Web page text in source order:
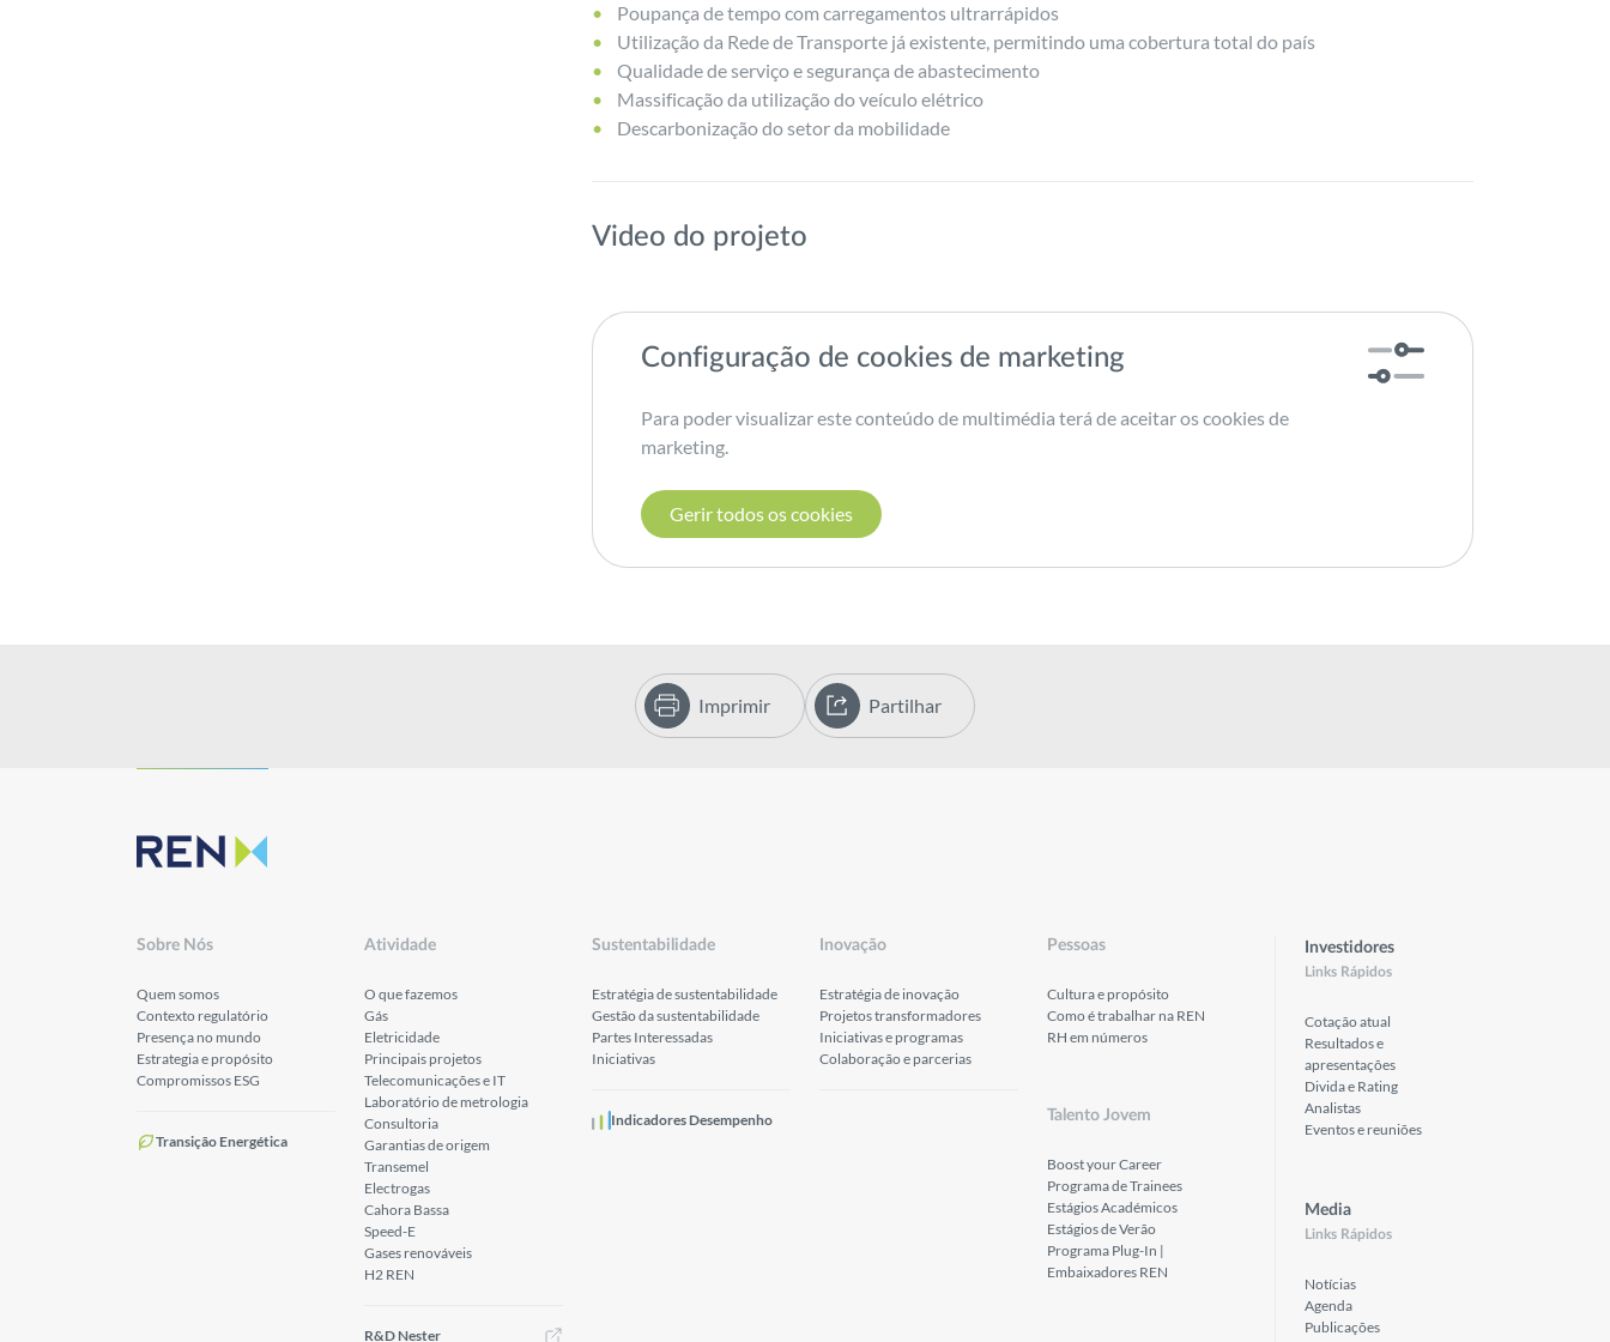
Poupança de tempo com carregamentos ultrarrápidos
Utilização da Rede de Transporte já existente, permitindo uma cobertura total do país
Qualidade de serviço e segurança de abastecimento
Massificação da utilização do veículo elétrico
Descarbonização do setor da mobilidade
Video do projeto
Configuração de cookies de marketing
Para poder visualizar este conteúdo de multimédia terá de aceitar os cookies de
marketing.
Gerir todos os cookies
Imprimir Partilhar
Sobre Nós
Quem somos
Contexto regulatório
Presença no mundo
Estrategia e propósito
Compromissos ESG
Transição Energética
Atividade
O que fazemos
Gás
Eletricidade
Principais projetos
Telecomunicações e IT
Laboratório de metrologia
Consultoria
Garantias de origem
Transemel
Electrogas
Cahora Bassa
Speed-E
Gases renováveis
H2 REN
R&D Nester
Sustentabilidade
Estratégia de sustentabilidade
Gestão da sustentabilidade
Partes Interessadas
Iniciativas
Indicadores Desempenho
Inovação
Estratégia de inovação
Projetos transformadores
Iniciativas e programas
Colaboração e parcerias
Pessoas
Cultura e propósito
Como é trabalhar na REN
RH em números
Talento Jovem
Boost your Career
Programa de Trainees
Estágios Académicos
Estágios de Verão
Programa Plug-In |
Embaixadores REN
Investidores
Links Rápidos
Cotação atual
Resultados e
apresentações
Divida e Rating
Analistas
Eventos e reuniões
Media
Links Rápidos
Notícias
Agenda
Publicações